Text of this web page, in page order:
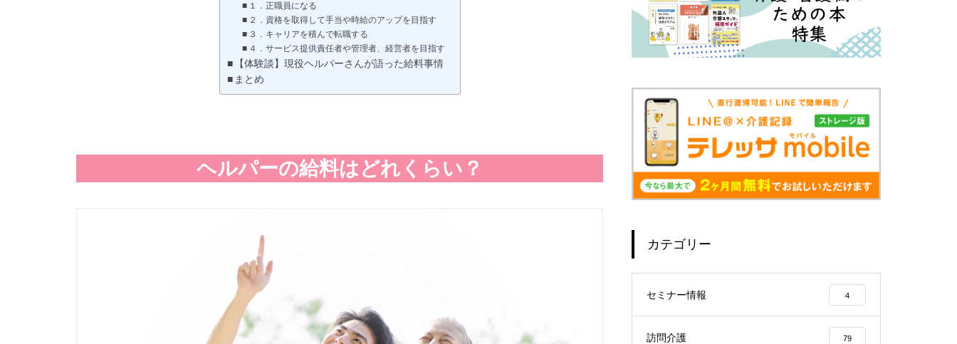
１．正職員になる
２．資格を取得して手当や時給のアップを目指す
３．キャリアを積んで転職する
４．サービス提供責任者や管理者、経営者を目指す
【体験談】現役ヘルパーさんが語った給料事情
まとめ
ヘルパーの給料はどれくらい？
カテゴリー
セミナー情報 4
訪問介護 79